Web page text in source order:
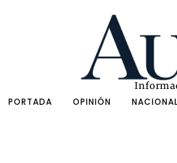
PORTADA
OPINIÓN NACIONAL